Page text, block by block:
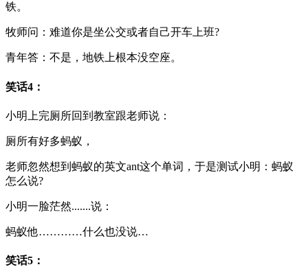
铁。
牧师问：难道你是坐公交或者自己开车上班?
青年答：不是，地铁上根本没空座。
笑话4：
小明上完厕所回到教室跟老师说：
厕所有好多蚂蚁，
老师忽然想到蚂蚁的英文ant这个单词，于是测试小明：蚂蚁
怎么说?
小明一脸茫然.......说：
蚂蚁他…………什么也没说…
笑话5：